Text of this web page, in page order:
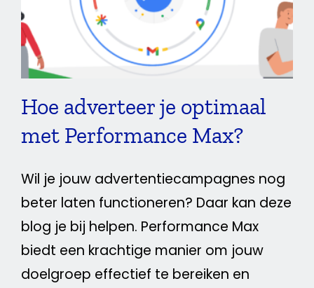
Performance Max?
Adverteren
Hoe adverteer je optimaal
met Performance Max?
Wil je jouw advertentiecampagnes nog
beter laten functioneren? Daar kan deze
blog je bij helpen. Performance Max
biedt een krachtige manier om jouw
doelgroep effectief te bereiken en